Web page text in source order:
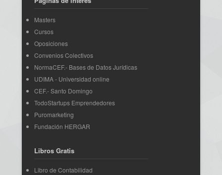
Masters
Cursos
Oposiciones
Convenios Colectivos
NormaCEF.- Bases de Datos Jurídicas
UDIMA - Universidad online
CEF.- Santo Domingo
TodoStartups Emprendedores
Puromarketing
Fundación HERGAR
Libros Gratis
Libro de Contabilidad